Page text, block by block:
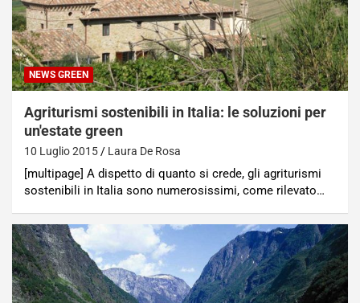
NEWS GREEN
Agriturismi sostenibili in Italia: le soluzioni per
un'estate green
10 Luglio 2015 Laura De Rosa
[multipage] A dispetto di quanto si crede, gli agriturismi
sostenibili in Italia sono numerosissimi, come rilevato…